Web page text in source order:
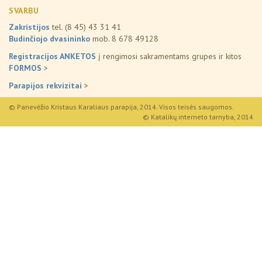
SVARBU
Zakristijos tel. (8 45) 43 31 41
Budinčiojo dvasininko mob. 8 678 49128
Registracijos ANKETOS į rengimosi sakramentams grupes ir kitos
FORMOS >
Parapijos rekvizitai >
© Panevėžio Kristaus Karaliaus parapija, 2014. Visos teisės saugomos.
© Katalikų interneto tarnyba, 2014